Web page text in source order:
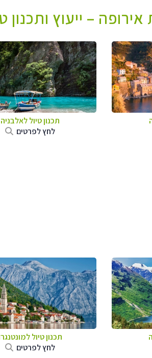
אירופה – ייעוץ
תכנון טיול לאלבניה
לחץ לפרטים
תכנון טיול
לחץ לפרטים